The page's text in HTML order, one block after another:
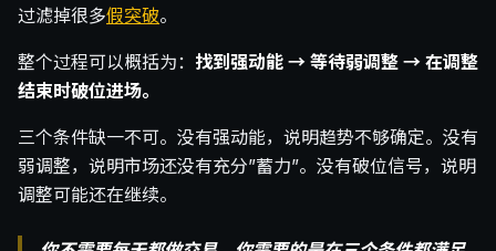
过滤掉很多假突破。
整个过程可以概括为： 找到强动能 → 等待弱调整 → 在调整
结束时破位进场。
三个条件缺一不可。没有强动能，说明趋势不够确定。没有
弱调整，说明市场还没有充分”蓄力”。没有破位信号，说明
调整可能还在继续。